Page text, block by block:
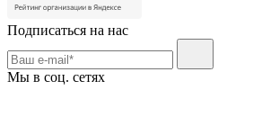
Подписаться на нас
Мы в соц. сетях